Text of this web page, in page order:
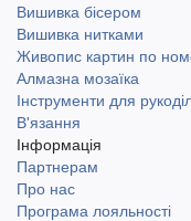
Вишивка бісером
Вишивка нитками
Живопис картин по
Алмазна мозаїка
Інструменти для
В'язання
Інформація
Партнерам
Про нас
Програма лояльності